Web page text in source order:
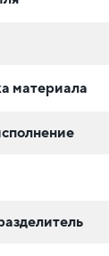
материала